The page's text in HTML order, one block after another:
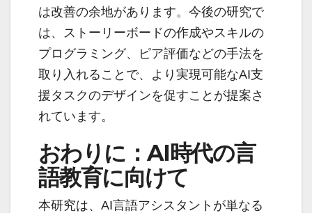
は改善の余地があります。今後の研究で
は、ストーリーボードの作成やスキルの
プログラミング、ピア評価などの手法を
取り入れることで、より実現可能なAI支
援タスクのデザインを促すことが提案さ
れています。
おわりに：AI時代の言
語教育に向けて
本研究は、AI言語アシスタントが単なる